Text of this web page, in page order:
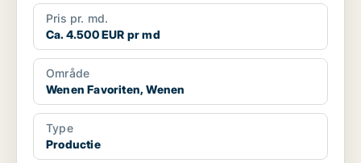
Pris pr. md.
Ca. 4.500 EUR pr md
Område
Wenen Favoriten, Wenen
Type
Productie